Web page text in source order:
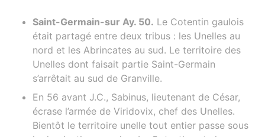
Saint-Germain-sur Ay. 50. Le Cotentin gaulois
était partagé entre deux tribus : les Unelles au
nord et les Abrincates au sud. Le territoire des
Unelles dont faisait partie Saint-Germain
s’arrêtait au sud de Granville.
En 56 avant J.C., Sabinus, lieutenant de César,
écrase l’armée de Viridovix, chef des Unelles.
Bientôt le territoire unelle tout entier passe sous